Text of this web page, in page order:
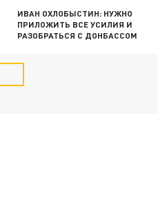
ИВАН ОХЛОБЫСТИН: НУЖНО
ПРИЛОЖИТЬ ВСЕ УСИЛИЯ И
РАЗОБРАТЬСЯ С ДОНБАССОМ